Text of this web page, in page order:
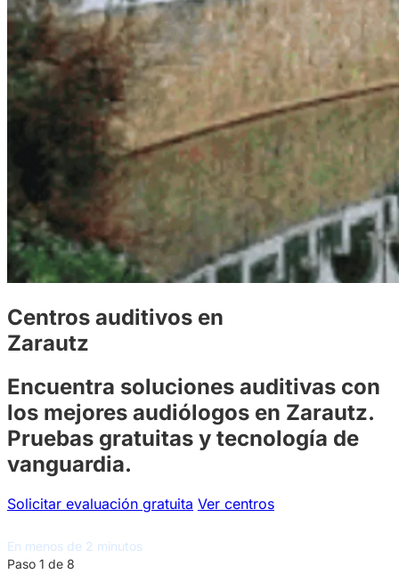
Centros auditivos en
Zarautz
Encuentra soluciones auditivas con
los mejores audiólogos en Zarautz.
Pruebas gratuitas y tecnología de
vanguardia.
Solicitar evaluación gratuita Ver centros
En menos de 2 minutos
Paso 1 de 8